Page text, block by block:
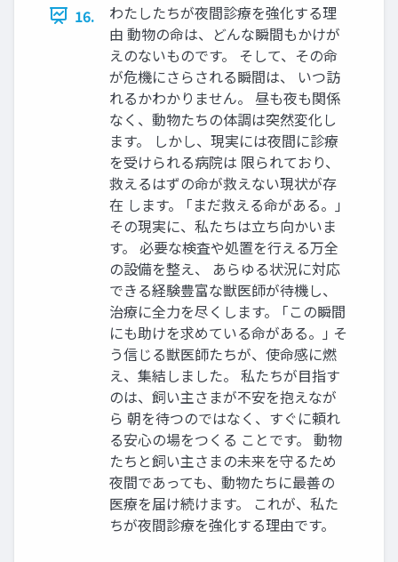
16.
わたしたちが夜間診療を強化する理
由 動物の命は、どんな瞬間もかけが
えのないものです。 そして、その命
が危機にさらされる瞬間は、 いつ訪
れるかわかりません。 昼も夜も関係
なく、動物たちの体調は突然変化し
ます。 しかし、現実には夜間に診療
を受けられる病院は 限られており、
救えるはずの命が救えない現状が存
在 します。 ｢まだ救える命がある。｣
その現実に、私たちは立ち向かいま
す。 必要な検査や処置を行える万全
の設備を整え、 あらゆる状況に対応
できる経験豊富な獣医師が待機し、
治療に全力を尽くします。 ｢この瞬間
にも助けを求めている命がある。｣ そ
う信じる獣医師たちが、使命感に燃
え、集結しました。 私たちが目指す
のは、飼い主さまが不安を抱えなが
ら 朝を待つのではなく、すぐに頼れ
る安心の場をつくる ことです。 動物
たちと飼い主さまの未来を守るため
夜間であっても、動物たちに最善の
医療を届け続けます。 これが、私た
ちが夜間診療を強化する理由です。